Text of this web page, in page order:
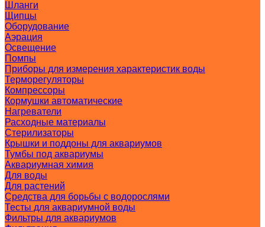
Шланги
Щипцы
Оборудование
Аэрация
Освещение
Помпы
Приборы для измерения характеристик воды
Терморегуляторы
Компрессоры
Кормушки автоматические
Нагреватели
Расходные материалы
Стерилизаторы
Крышки и поддоны для аквариумов
Тумбы под аквариумы
Аквариумная химия
Для воды
Для растений
Средства для борьбы с водорослями
Тесты для аквариумной воды
Фильтры для аквариумов